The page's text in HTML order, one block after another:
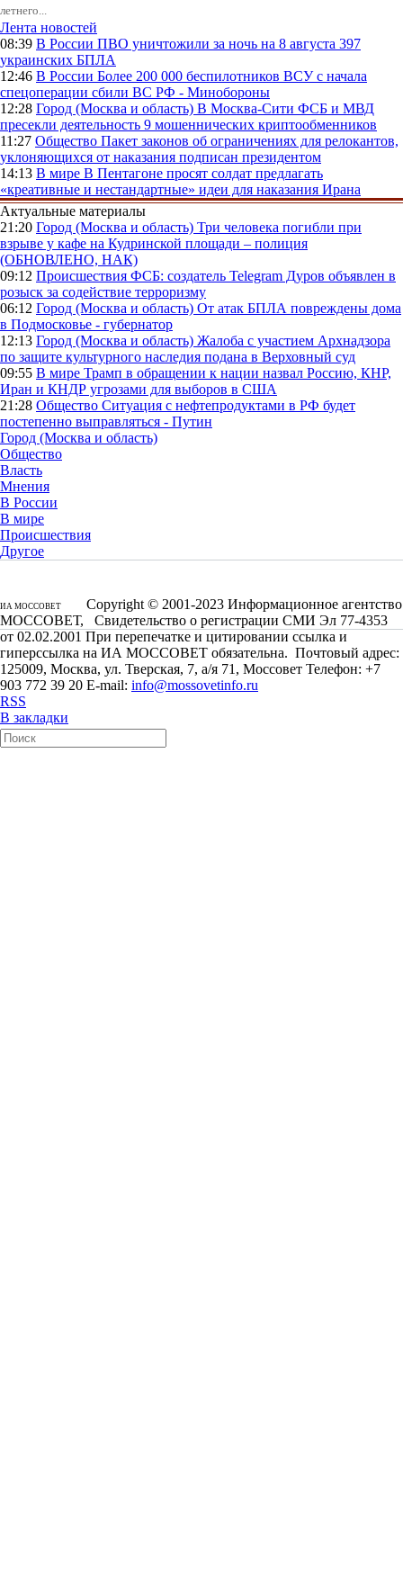
летнего...
Лента новостей
08:39 В России ПВО уничтожили за ночь на 8 августа 397
украинских БПЛА
12:46 В России Более 200 000 беспилотников ВСУ с начала
спецоперации сбили ВС РФ - Минобороны
12:28 Город (Москва и область) В Москва-Сити ФСБ и МВД
пресекли деятельность 9 мошеннических криптообменников
11:27 Общество Пакет законов об ограничениях для релокантов,
уклоняющихся от наказания подписан президентом
14:13 В мире В Пентагоне просят солдат предлагать
«креативные и нестандартные» идеи для наказания Ирана
Актуальные материалы
21:20 Город (Москва и область) Три человека погибли при
взрыве у кафе на Кудринской площади – полиция
(ОБНОВЛЕНО, НАК)
09:12 Происшествия ФСБ: создатель Telegram Дуров объявлен в
розыск за содействие терроризму
06:12 Город (Москва и область) От атак БПЛА повреждены дома
в Подмосковье - губернатор
12:13 Город (Москва и область) Жалоба с участием Архнадзора
по защите культурного наследия подана в Верховный суд
09:55 В мире Трамп в обращении к нации назвал Россию, КНР,
Иран и КНДР угрозами для выборов в США
21:28 Общество Ситуация с нефтепродуктами в РФ будет
постепенно выправляться - Путин
Город (Москва и область)
Общество
Власть
Мнения
В России
В мире
Происшествия
Другое
ИА МОССОВЕТ
Copyright © 2001-2023 Информационное агентство
МОССОВЕТ, Свидетельство о регистрации СМИ Эл 77-4353
от 02.02.2001 При перепечатке и цитировании ссылка и
гиперссылка на ИА МОССОВЕТ обязательна. Почтовый адрес:
125009, Москва, ул. Тверская, 7, а/я 71, Моссовет Телефон: +7
903 772 39 20 E-mail: info@mossovetinfo.ru
RSS
В закладки